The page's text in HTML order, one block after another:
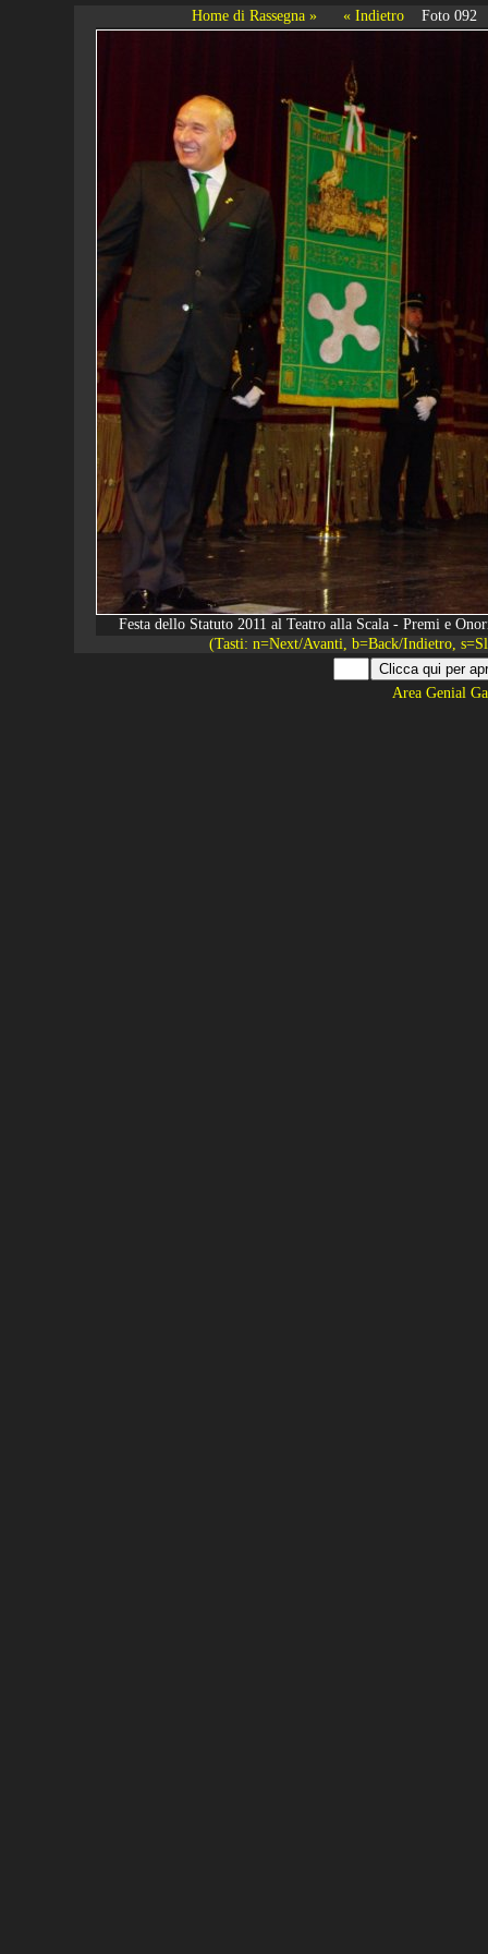
Home di Rassegna » « Indietro Foto 092
Festa dello Statuto 2011 al Teatro alla Scala - Premi e
(Tasti: n=Next/Avanti, b=Back/Indietro,
Area Genial